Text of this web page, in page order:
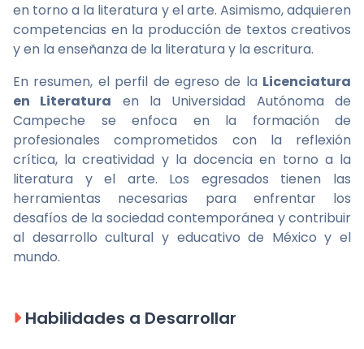
en torno a la literatura y el arte. Asimismo, adquieren
competencias en la producción de textos creativos
y en la enseñanza de la literatura y la escritura.
En resumen, el perfil de egreso de la Licenciatura
en Literatura en la Universidad Autónoma de
Campeche se enfoca en la formación de
profesionales comprometidos con la reflexión
crítica, la creatividad y la docencia en torno a la
literatura y el arte. Los egresados tienen las
herramientas necesarias para enfrentar los
desafíos de la sociedad contemporánea y contribuir
al desarrollo cultural y educativo de México y el
mundo.
Habilidades a Desarrollar